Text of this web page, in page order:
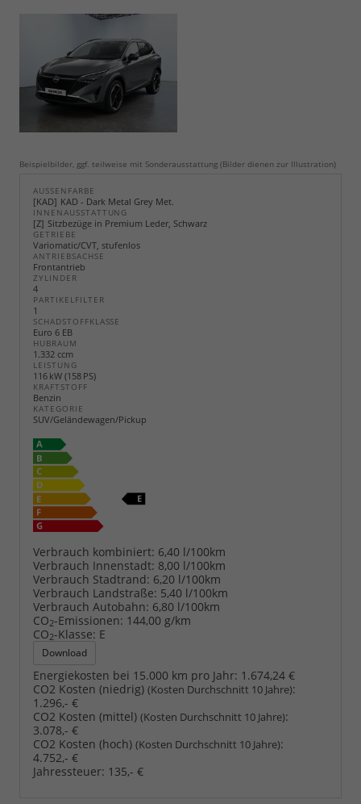
Beispielbilder, ggf. teilweise mit Sonderausstattung (Bilder dienen zur Illustration)
AUSSENFARBE
KAD KAD - Dark Metal Grey Met.
INNENAUSSTATTUNG
Z Sitzbezüge in Premium Leder, Schwarz
GETRIEBE
Variomatic/CVT, stufenlos
ANTRIEBSACHSE
Frontantrieb
ZYLINDER
4
PARTIKELFILTER
1
SCHADSTOFFKLASSE
Euro 6 EB
HUBRAUM
1.332 ccm
LEISTUNG
116 kW (158 PS)
KRAFTSTOFF
Benzin
KATEGORIE
SUV/Geländewagen/Pickup
Verbrauch kombiniert: 6,40 l/100km
Verbrauch Innenstadt: 8,00 l/100km
Verbrauch Stadtrand: 6,20 l/100km
Verbrauch Landstraße: 5,40 l/100km
Verbrauch Autobahn: 6,80 l/100km
CO2-Emissionen: 144,00 g/km
CO2-Klasse: E
Download
Energiekosten bei 15.000 km pro Jahr: 1.674,24 €
CO2 Kosten (niedrig) (Kosten Durchschnitt 10 Jahre):
1.296,- €
CO2 Kosten (mittel) (Kosten Durchschnitt 10 Jahre):
3.078,- €
CO2 Kosten (hoch) (Kosten Durchschnitt 10 Jahre):
4.752,- €
Jahressteuer: 135,- €